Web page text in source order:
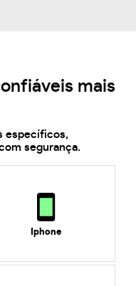
mais
específicos,
segurança.
Iphone